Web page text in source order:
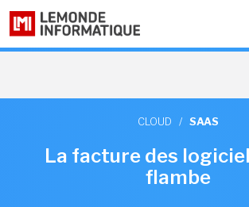
CLOUD / SAAS
La facture des
flambe